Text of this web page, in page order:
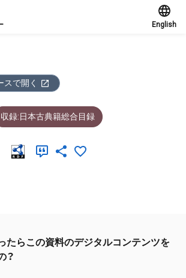
English
スで開く
収録:日本古典籍総合目録
たらこの資料のデジタルコンテンツを
？